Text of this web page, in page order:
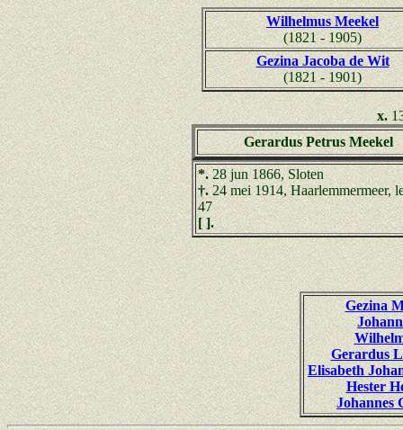
Wilhelmus Meekel
(1821 - 1905)
Gezina Jacoba de Wit
(1821 - 1901)
x.
Gerardus Petrus Meekel
*.28 jun 1866, Sloten
†.24 mei 1914, Haarlemmermeer,
47
[ ].
Gezina
Gerardus
Elisabeth
Hester
Johannes